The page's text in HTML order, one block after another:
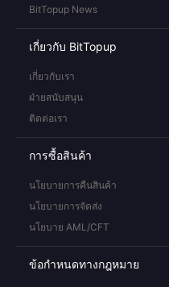
BitTopup News
เกี่ยวกับ BitTopup
เกี่ยวกับเรา
ฝ่ายสนับสนุน
ติดต่อเรา
การซื้อสินค้า
นโยบายการคืนสินค้า
นโยบายการจัดส่ง
นโยบาย AML/CFT
ข้อกำหนดทางกฎหมาย